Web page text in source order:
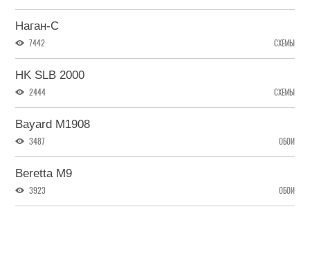
Наган-С
7442 СХЕМЫ
HK SLB 2000
2444 СХЕМЫ
Bayard M1908
3487 ОБОИ
Beretta M9
3923 ОБОИ